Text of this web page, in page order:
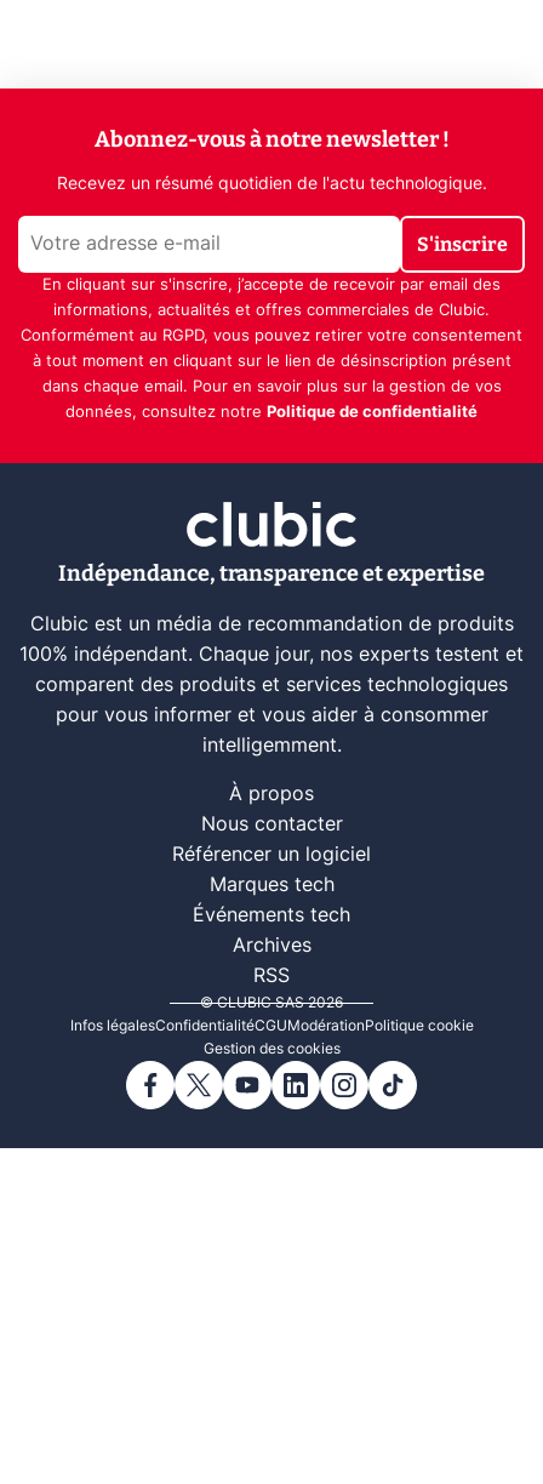
Abonnez-vous à notre newsletter !
Recevez un résumé quotidien de l'actu technologique.
S'inscrire
En cliquant sur s'inscrire, j’accepte de recevoir par email des
informations, actualités et offres commerciales de Clubic.
Conformément au RGPD, vous pouvez retirer votre consentement
à tout moment en cliquant sur le lien de désinscription présent
dans chaque email. Pour en savoir plus sur la gestion de vos
données, consultez notre Politique de confidentialité
Indépendance, transparence et expertise
Clubic est un média de recommandation de produits
100% indépendant. Chaque jour, nos experts testent et
comparent des produits et services technologiques
pour vous informer et vous aider à consommer
intelligemment.
À propos
Nous contacter
Référencer un logiciel
Marques tech
Événements tech
Archives
RSS
© CLUBIC SAS 2026
Infos légalesConfidentialitéCGUModérationPolitique cookie
Gestion des cookies